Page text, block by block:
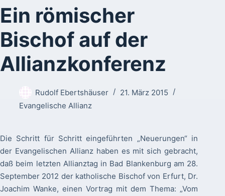
Ein römischer
Bischof auf der
Allianzkonferenz
Rudolf Ebertshäuser
21. März 2015
Evangelische Allianz
Die Schritt für Schritt eingeführten „Neuerungen“ in
der Evangelischen Allianz haben es mit sich gebracht,
daß beim letzten Allianztag in Bad Blankenburg am 28.
September 2012 der katholische Bischof von Erfurt, Dr.
Joachim Wanke, einen Vortrag mit dem Thema: „Vom